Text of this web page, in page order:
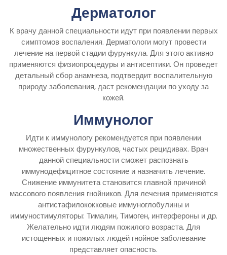
Дерматолог
К врачу данной специальности идут при появлении первых
симптомов воспаления. Дерматологи могут провести
лечение на первой стадии фурункула. Для этого активно
применяются физиопроцедуры и антисептики. Он проведет
детальный сбор анамнеза, подтвердит воспалительную
природу заболевания, даст рекомендации по уходу за
кожей.
Иммунолог
Идти к иммунологу рекомендуется при появлении
множественных фурункулов, частых рецидивах. Врач
данной специальности сможет распознать
иммунодефицитное состояние и назначить лечение.
Снижение иммунитета становится главной причиной
массового появления гнойников. Для лечения применяются
антистафилококковые иммуноглобулины и
иммуностимуляторы: Тималин, Тимоген, интерфероны и др.
Желательно идти людям пожилого возраста. Для
истощенных и пожилых людей гнойное заболевание
представляет опасность.